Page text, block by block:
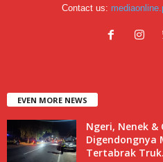
Contact us:
EVEN MORE NEWS
Ngeri, Nenek
Digendongnya
Tertabrak